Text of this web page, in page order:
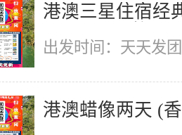
港澳三星住宿经
出发时间：天天发团
港澳蜡像两天 (